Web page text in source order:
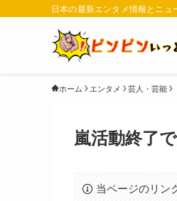
日本の最新エンタメ情報とニュ
ホーム エンタメ 芸人・芸能
嵐活動終了
当ページのリン